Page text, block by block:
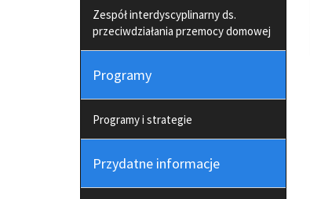
Zespół interdyscyplinarny ds.
przeciwdziałania przemocy domowej
Programy
Programy i strategie
Przydatne informacje